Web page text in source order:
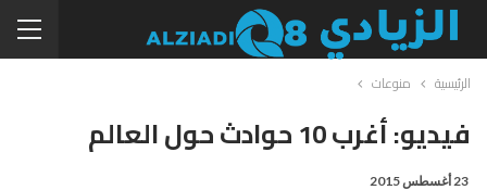
الرئيسية منوعات
فيديو: أغرب 10 حوادث حول العالم
23 أغسطس 2015